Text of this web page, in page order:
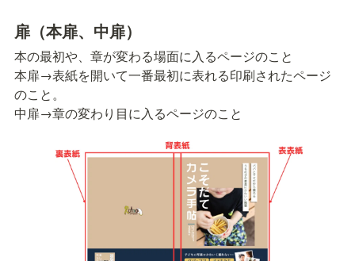
扉（本扉、中扉）
本の最初や、章が変わる場面に入るページのこと
本扉→表紙を開いて一番最初に表れる印刷されたページ
のこと。
中扉→章の変わり目に入るページのこと